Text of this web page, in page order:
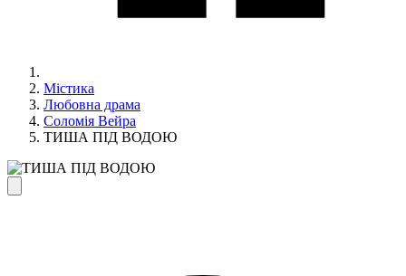
Містика
Любовна драма
Соломія Вейра
ТИША ПІД ВОДОЮ